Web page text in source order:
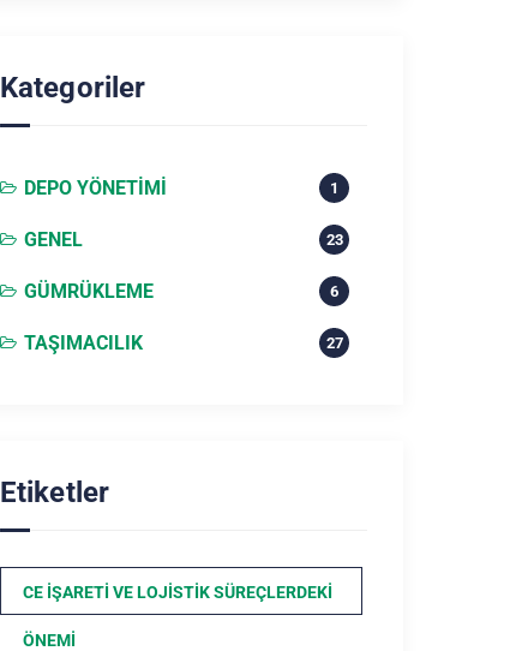
Kategoriler
DEPO YÖNETIMI 1
GENEL 23
GÜMRÜKLEME 6
TAŞIMACILIK 27
Etiketler
CE İŞARETI VE LOJISTIK SÜREÇLERDEKI
ÖNEMI